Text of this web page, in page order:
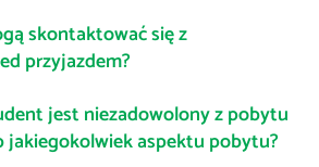
skontaktować się z
przyjazdem?
jest niezadowolony z pobytu
jakiegokolwiek aspektu pobytu?